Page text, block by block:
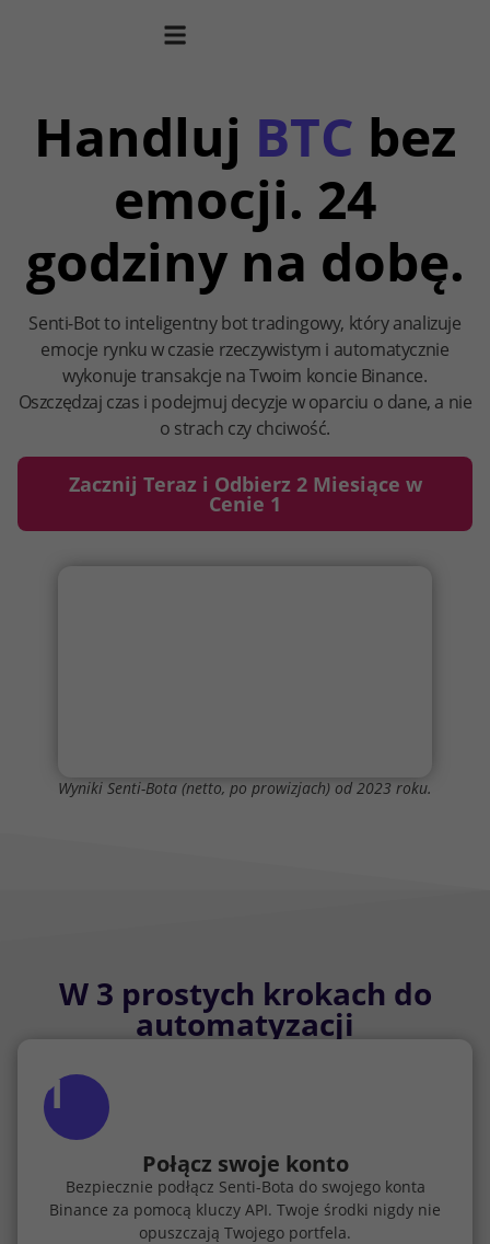
Senti-Bot test
Handluj BTC bez
emocji. 24
godziny na dobę.
Senti-Bot to inteligentny bot tradingowy, który analizuje
emocje rynku w czasie rzeczywistym i automatycznie
wykonuje transakcje na Twoim koncie Binance.
Oszczędzaj czas i podejmuj decyzje w oparciu o dane, a nie
o strach czy chciwość.
Zacznij Teraz i Odbierz 2 Miesiące w
Cenie 1
Wyniki Senti-Bota (netto, po prowizjach) od 2023 roku.
W 3 prostych krokach do
automatyzacji
1
Połącz swoje konto
Bezpiecznie podłącz Senti-Bota do swojego konta
Binance za pomocą kluczy API. Twoje środki nigdy nie
opuszczają Twojego portfela.